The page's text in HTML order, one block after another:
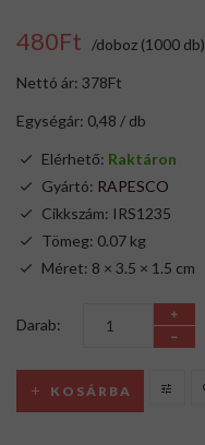
480Ft /doboz (1000 db)
Nettó ár: 378Ft
Egységár: 0,48 / db
Elérhető: Raktáron
Gyártó: RAPESCO
Cikkszám: IRS1235
Tömeg: 0.07 kg
Méret: 8 × 3.5 × 1.5 cm
Darab:
KOSÁRBA